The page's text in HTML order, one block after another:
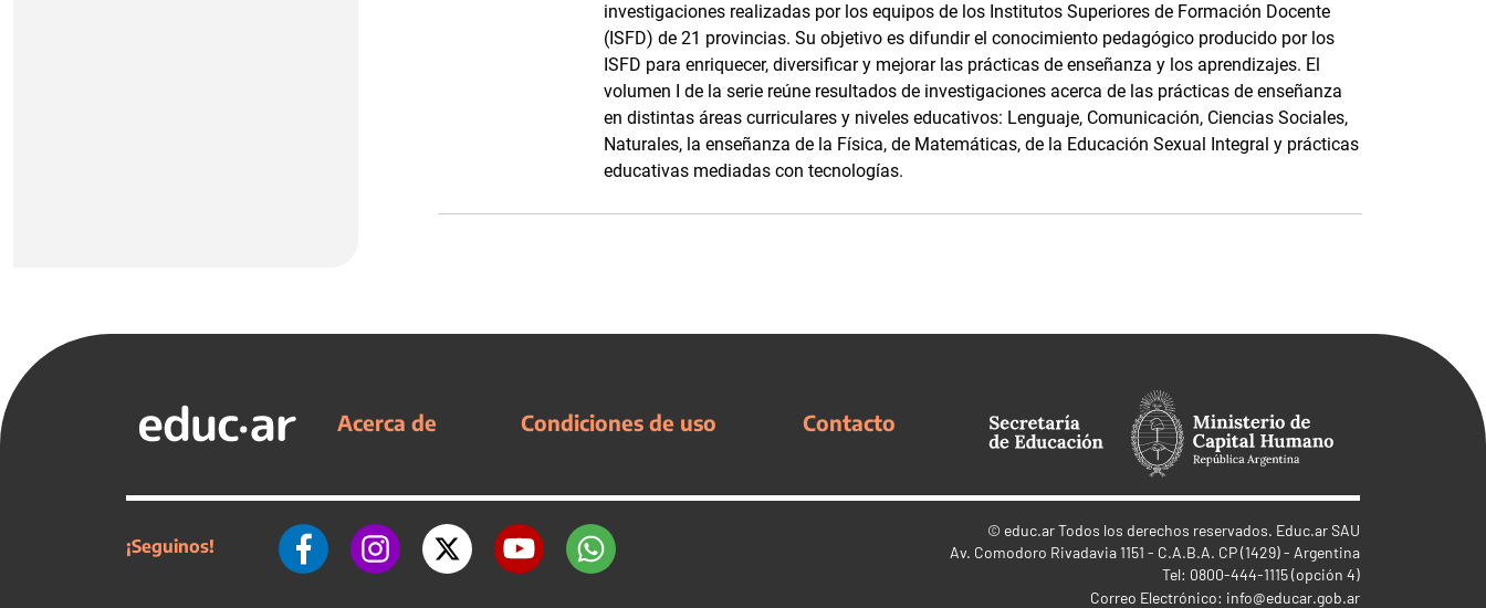
investigaciones realizadas por los equipos de los Institutos Superiores de Formación Docente
(ISFD) de 21 provincias. Su objetivo es difundir el conocimiento pedagógico producido por los
ISFD para enriquecer, diversificar y mejorar las prácticas de enseñanza y los aprendizajes. El
volumen I de la serie reúne resultados de investigaciones acerca de las prácticas de enseñanza
en distintas áreas curriculares y niveles educativos: Lenguaje, Comunicación, Ciencias Sociales,
Naturales, la enseñanza de la Física, de Matemáticas, de la Educación Sexual Integral y prácticas
educativas mediadas con tecnologías.
Acerca de Condiciones de uso Contacto
¡Seguinos!
© educ.arTodos los derechos reservados. Educ.ar SAU
Av. Comodoro Rivadavia 1151 - C.A.B.A. CP (1429) - Argentina
Tel: 0800-444-1115 (opción 4)
Correo Electrónico: info@educar.gob.ar